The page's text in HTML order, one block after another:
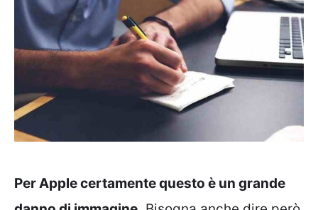
Per Apple certamente questo è un grande